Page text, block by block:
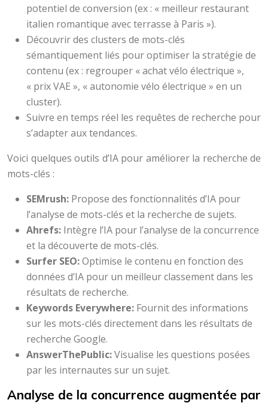
potentiel de conversion (ex : « meilleur restaurant
italien romantique avec terrasse à Paris »).
Découvrir des clusters de mots-clés
sémantiquement liés pour optimiser la stratégie de
contenu (ex : regrouper « achat vélo électrique »,
« prix VAE », « autonomie vélo électrique » en un
cluster).
Suivre en temps réel les requêtes de recherche pour
s’adapter aux tendances.
Voici quelques outils d’IA pour améliorer la recherche de
mots-clés :
SEMrush: Propose des fonctionnalités d’IA pour
l’analyse de mots-clés et la recherche de sujets.
Ahrefs: Intègre l’IA pour l’analyse de la concurrence
et la découverte de mots-clés.
Surfer SEO:Optimise le contenu en fonction des
données d’IA pour un meilleur classement dans les
résultats de recherche.
Keywords Everywhere: Fournit des informations
sur les mots-clés directement dans les résultats de
recherche Google.
AnswerThePublic:Visualise les questions posées
par les internautes sur un sujet.
Analyse de la concurrence augmentée par